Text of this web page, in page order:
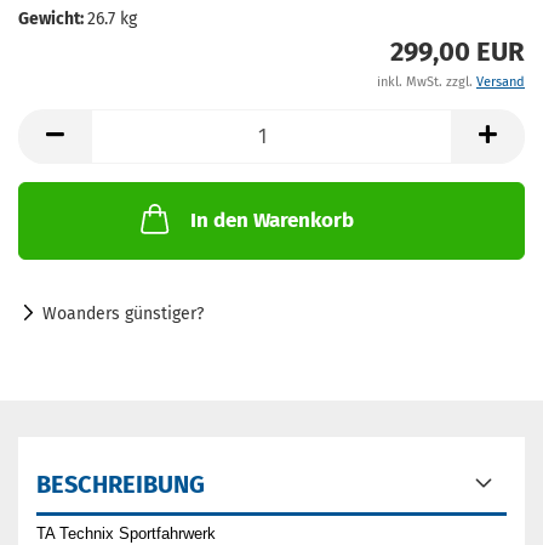
Gewicht:26.7 kg
299,00 EUR
inkl. MwSt. zzgl. Versand
In den Warenkorb
Woanders günstiger?
BESCHREIBUNG
TA Technix Sportfahrwerk